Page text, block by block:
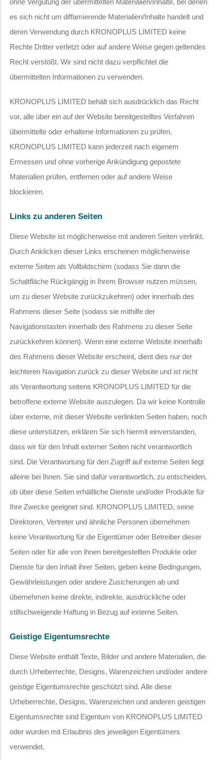
ohne Vergütung der übermittelten Materialien/Inhalte, bei denen
es sich nicht um diffamierende Materialien/Inhalte handelt und
deren Verwendung durch KRONOPLUS LIMITED keine
Rechte Dritter verletzt oder auf andere Weise gegen geltendes
Recht verstößt. Wir sind nicht dazu verpflichtet die
übermittelten Informationen zu verwenden.
KRONOPLUS LIMITED behält sich ausdrücklich das Recht
vor, alle über ein auf der Website bereitgestelltes Verfahren
übermittelte oder erhaltene Informationen zu prüfen.
KRONOPLUS LIMITED kann jederzeit nach eigenem
Ermessen und ohne vorherige Ankündigung gepostete
Materialien prüfen, entfernen oder auf andere Weise
blockieren.
Links zu anderen Seiten
Diese Website ist möglicherweise mit anderen Seiten verlinkt.
Durch Anklicken dieser Links erscheinen möglicherweise
externe Seiten als Vollbildschirm (sodass Sie dann die
Schaltfläche Rückgängig in Ihrem Browser nutzen müssen,
um zu dieser Website zurückzukehren) oder innerhalb des
Rahmens dieser Seite (sodass sie mithilfe der
Navigationstasten innerhalb des Rahmens zu dieser Seite
zurückkehren können). Wenn eine externe Website innerhalb
des Rahmens dieser Website erscheint, dient dies nur der
leichteren Navigation zurück zu dieser Website und ist nicht
als Verantwortung seitens KRONOPLUS LIMITED für die
betroffene externe Website auszulegen. Da wir keine Kontrolle
über externe, mit dieser Website verlinkten Seiten haben, noch
diese unterstützen, erklären Sie sich hiermit einverstanden,
dass wir für den Inhalt externer Seiten nicht verantwortlich
sind. Die Verantwortung für den Zugriff auf externe Seiten liegt
alleine bei Ihnen. Sie sind dafür verantwortlich, zu entscheiden,
ob über diese Seiten erhältliche Dienste und/oder Produkte für
Ihre Zwecke geeignet sind. KRONOPLUS LIMITED, seine
Direktoren, Vertreter und ähnliche Personen übernehmen
keine Verantwortung für die Eigentümer oder Betreiber dieser
Seiten oder für alle von ihnen bereitgestellten Produkte oder
Dienste für den Inhalt ihrer Seiten, geben keine Bedingungen,
Gewährleistungen oder andere Zusicherungen ab und
übernehmen keine direkte, indirekte, ausdrückliche oder
stillschweigende Haftung in Bezug auf externe Seiten.
Geistige Eigentumsrechte
Diese Website enthält Texte, Bilder und andere Materialien, die
durch Urheberrechte, Designs, Warenzeichen und/oder andere
geistige Eigentumsrechte geschützt sind. Alle diese
Urheberrechte, Designs, Warenzeichen und anderen geistigen
Eigentumsrechte sind Eigentum von KRONOPLUS LIMITED
oder wurden mit Erlaubnis des jeweiligen Eigentümers
verwendet.